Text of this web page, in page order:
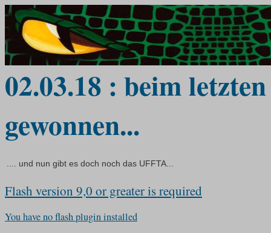
02.03.18 : beim
gewonnen...
.... und nun gibt es doch noch das UFFTA...
Flash version 9,0 or greater is required
You have no flash plugin installed